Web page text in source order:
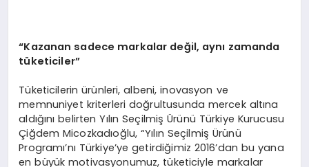
“Kazanan sadece markalar değil, aynı zamanda
tüketiciler”
Tüketicilerin ürünleri, albeni, inovasyon ve
memnuniyet kriterleri doğrultusunda mercek altına
aldığını belirten Yılın Seçilmiş Ürünü Türkiye Kurucusu
Çiğdem Micozkadıoğlu, “Yılın Seçilmiş Ürünü
Programı’nı Türkiye’ye getirdiğimiz 2016’dan bu yana
en büyük motivasyonumuz, tüketiciyle markalar